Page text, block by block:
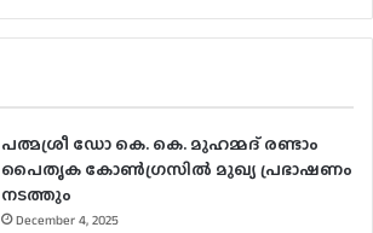
പത്മശ്രീ ഡോ കെ. കെ. മുഹമ്മദ് രണ്ടാം
പൈതൃക കോൺഗ്രസിൽ മുഖ്യ പ്രഭാഷണം
നടത്തും
December 4, 2025